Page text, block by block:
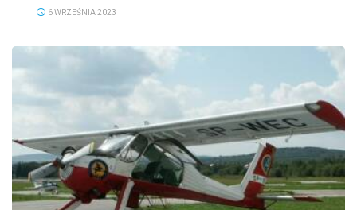
6 WRZEŚNIA 2023